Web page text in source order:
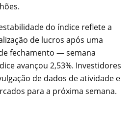
do índice reflete a
de lucros após uma
fechamento — semana
avançou 2,53%. Investidores
de dados de atividade e
para a próxima semana.